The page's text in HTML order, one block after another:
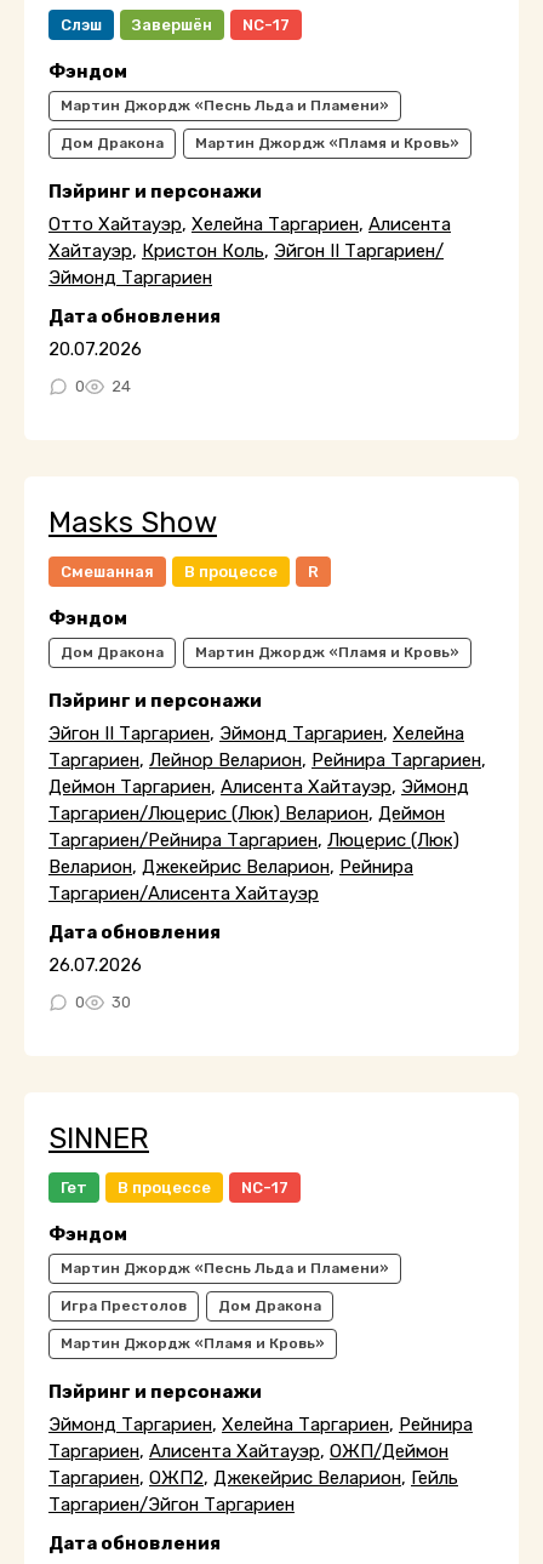
Слэш Завершён NC-17
Фэндом
Мартин Джордж «Песнь Льда и Пламени»
Дом Дракона Мартин Джордж «Пламя и Кровь»
Пэйринг и персонажи
Отто Хайтауэр, Хелейна Таргариен, Алисента
Хайтауэр, Кристон Коль, Эйгон II Таргариен/
Эймонд Таргариен
Дата обновления
20.07.2026
0 24
Masks Show
Смешанная В процессе R
Фэндом
Дом Дракона Мартин Джордж «Пламя и Кровь»
Пэйринг и персонажи
Эйгон II Таргариен, Эймонд Таргариен, Хелейна
Таргариен, Лейнор Веларион, Рейнира Таргариен,
Деймон Таргариен, Алисента Хайтауэр, Эймонд
Таргариен/Люцерис (Люк) Веларион, Деймон
Таргариен/Рейнира Таргариен, Люцерис (Люк)
Веларион, Джекейрис Веларион, Рейнира
Таргариен/Алисента Хайтауэр
Дата обновления
26.07.2026
0 30
SINNER
Гет В процессе NC-17
Фэндом
Мартин Джордж «Песнь Льда и Пламени»
Игра Престолов Дом Дракона
Мартин Джордж «Пламя и Кровь»
Пэйринг и персонажи
Эймонд Таргариен, Хелейна Таргариен, Рейнира
Таргариен, Алисента Хайтауэр, ОЖП/Деймон
Таргариен, ОЖП2, Джекейрис Веларион, Гейль
Таргариен/Эйгон Таргариен
Дата обновления